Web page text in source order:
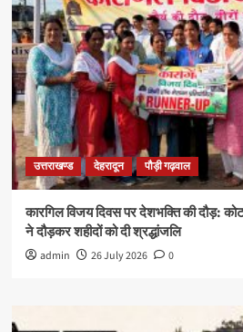
उत्तराखण्ड देहरादून पौड़ी गढ़वाल
कारगिल विजय दिवस पर देशभक्ति की दौड़:
ने दौड़कर शहीदों को दी श्रद्धांजलि
admin 26 July 2026 0